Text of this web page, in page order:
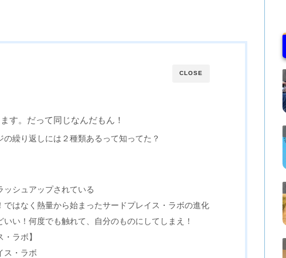
CLOSE
す。だって同じなんだもん！
の繰り返しには２種類あるって知ってた？
ッシュアップされている
ではなく熱量から始まったサードプレイス・ラボの進化
いい！何度でも触れて、自分のものにしてしまえ！
ラボ】
ス・ラボ